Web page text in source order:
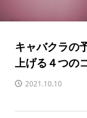
キャバクラの
上げる４つの
2021.10.10